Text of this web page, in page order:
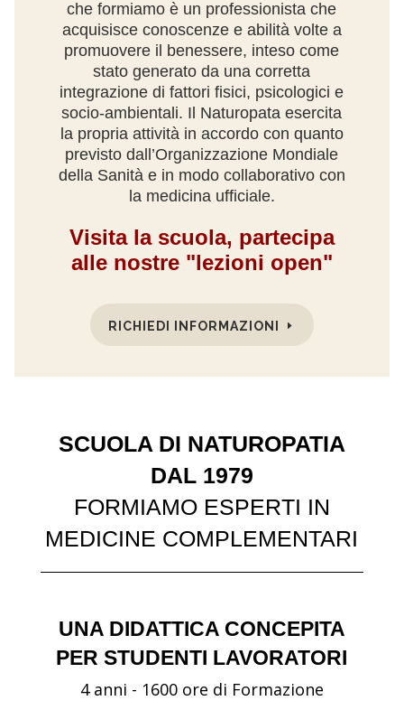
che formiamo è un professionista che
acquisisce conoscenze e abilità volte a
promuovere il benessere, inteso come
stato generato da una corretta
integrazione di fattori fisici, psicologici e
socio-ambientali. Il Naturopata esercita
la propria attività in accordo con quanto
previsto dall’Organizzazione Mondiale
della Sanità e in modo collaborativo con
la medicina ufficiale.
Visita la scuola, partecipa
alle nostre "lezioni open"
RICHIEDI INFORMAZIONI
SCUOLA DI NATUROPATIA
DAL 1979
FORMIAMO ESPERTI IN
MEDICINE COMPLEMENTARI
UNA DIDATTICA CONCEPITA
PER STUDENTI LAVORATORI
4 anni - 1600 ore di Formazione